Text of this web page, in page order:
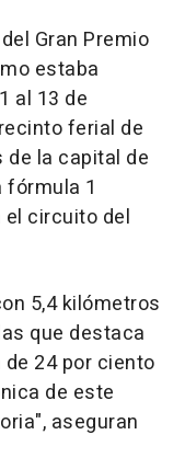
Gran Premio
estaba
al 13 de
ferial de
de la capital de
fórmula 1
el circuito del
5,4 kilómetros
que destaca
24 por ciento
de este
aseguran